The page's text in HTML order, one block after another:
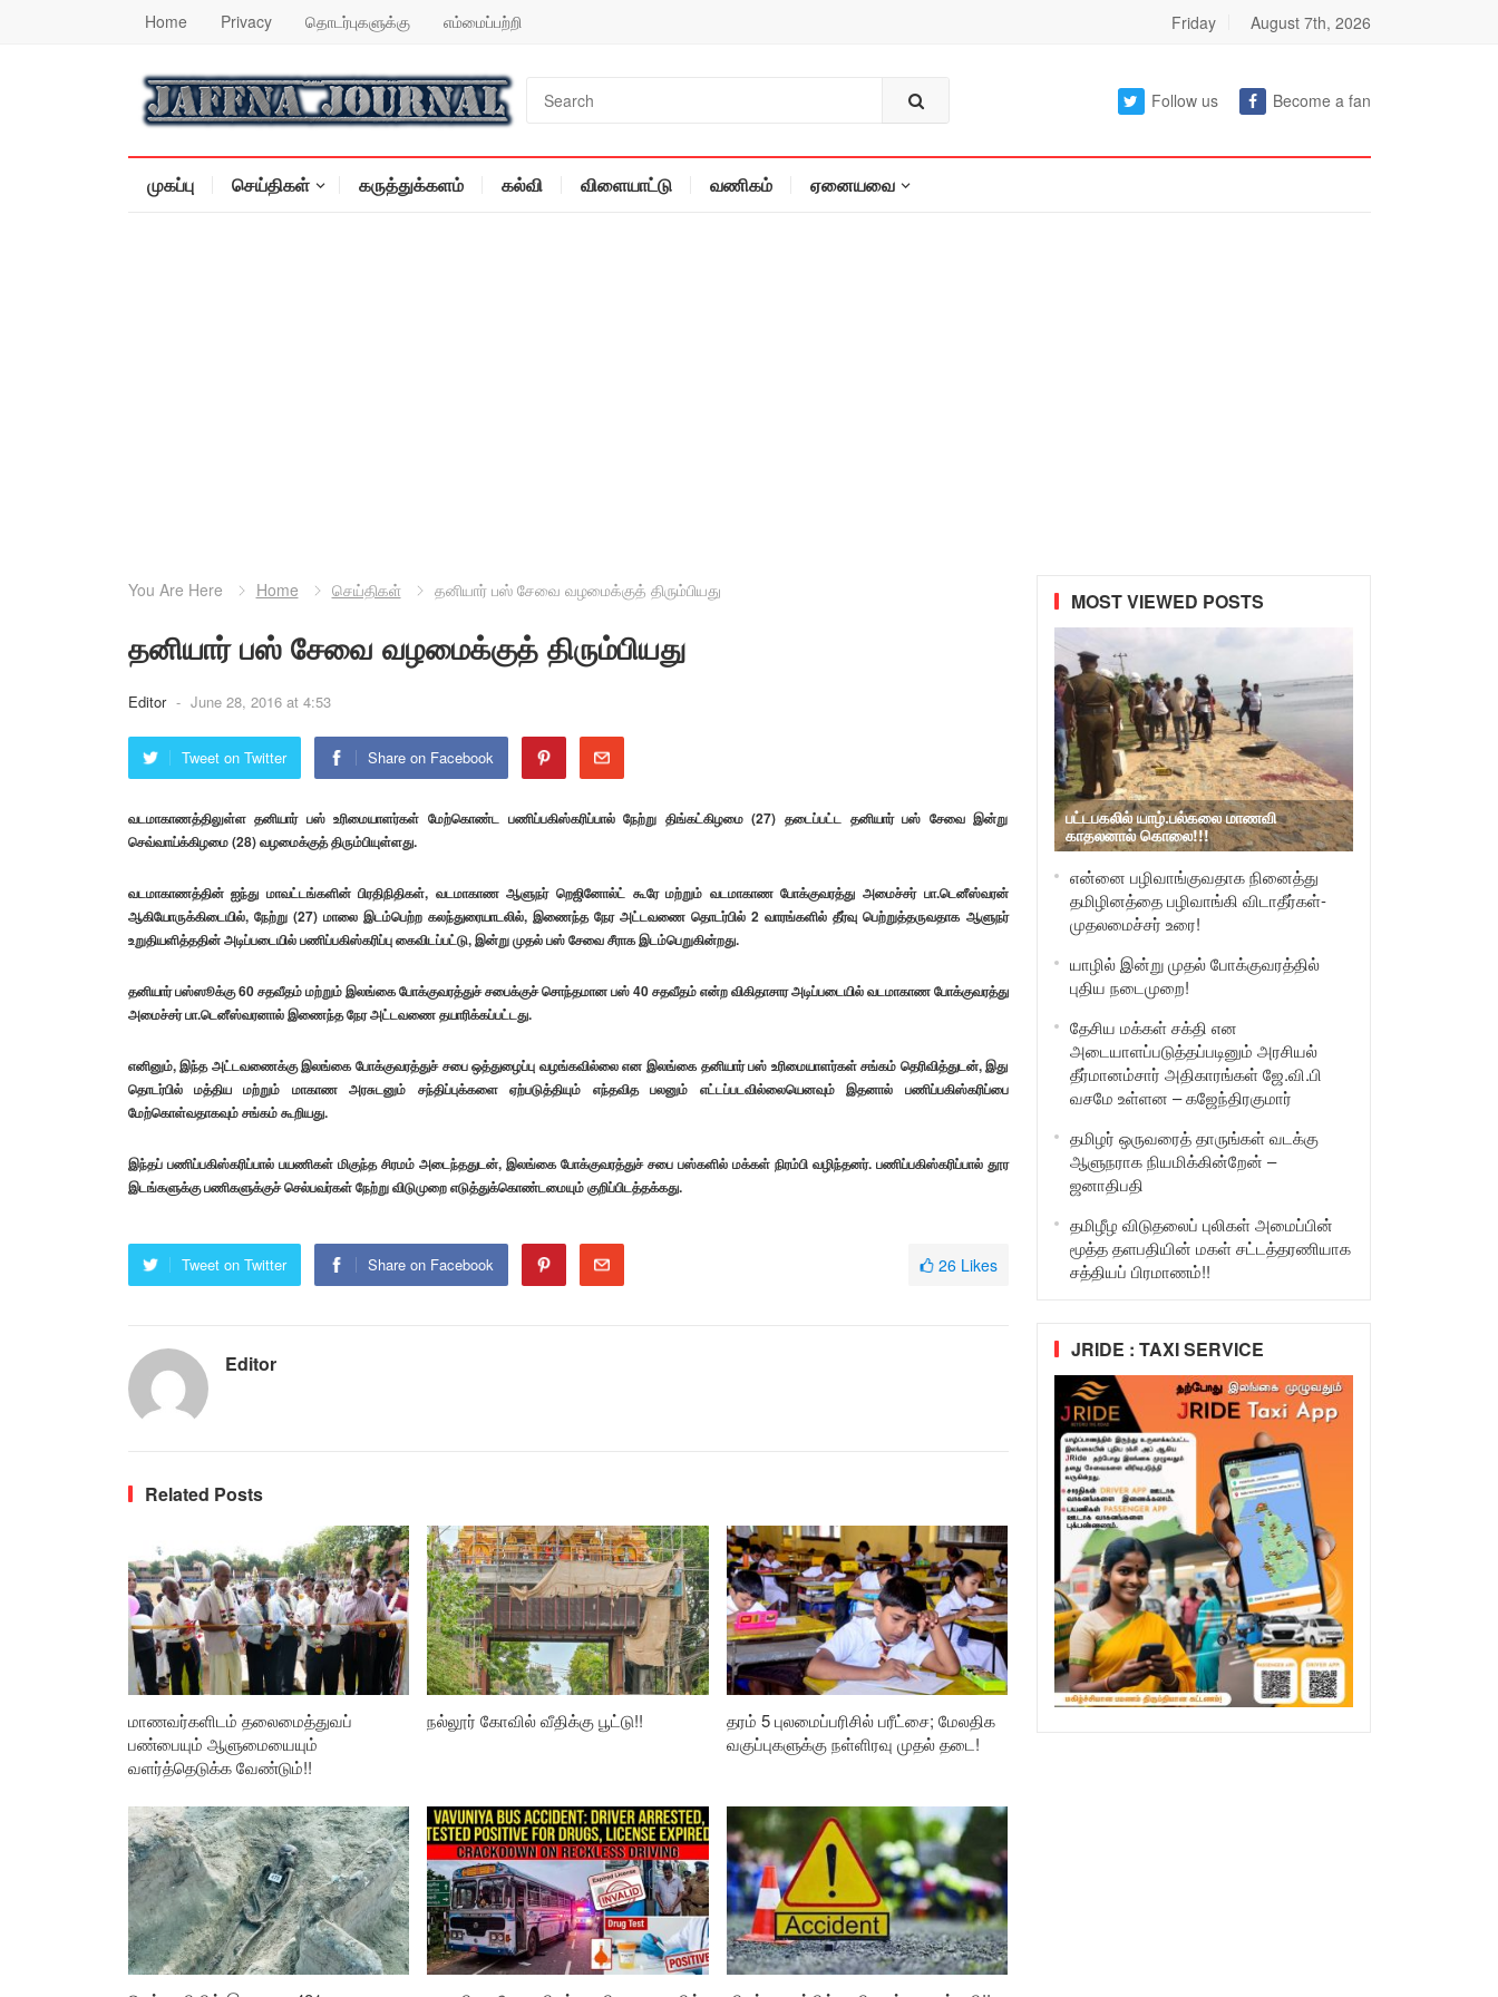
Home Privacy தொடர்புகளுக்கு எம்மைப்பற்றி Friday August 7th, 2026
Follow us Become a fan
முகப்பு செய்திகள் கருத்துக்களம் கல்வி விளையாட்டு வணிகம் ஏனையவை
You Are Here Home செய்திகள் தனியார் பஸ் சேவை வழமைக்குத் திரும்பியது
தனியார் பஸ் சேவை வழமைக்குத் திரும்பியது
Editor - June 28, 2016 at 4:53
Tweet on Twitter Share on Facebook
வடமாகாணத்திலுள்ள தனியார் பஸ் உரிமையாளர்கள் மேற்கொண்ட பணிப்பகிஸ்கரிப்பால் நேற்று திங்கட்கிழமை (27) தடைப்பட்ட தனியார் பஸ் சேவை இன்று
செவ்வாய்க்கிழமை (28) வழமைக்குத் திரும்பியுள்ளது.
வடமாகாணத்தின் ஐந்து மாவட்டங்களின் பிரதிநிதிகள், வடமாகாண ஆளுநர் றெஜினோல்ட் கூரே மற்றும் வடமாகாண போக்குவரத்து அமைச்சர் பா.டெனீஸ்வரன்
ஆகியோருக்கிடையில், நேற்று (27) மாலை இடம்பெற்ற கலந்துரையாடலில், இணைந்த நேர அட்டவணை தொடர்பில் 2 வாரங்களில் தீர்வு பெற்றுத்தருவதாக ஆளுநர்
உறுதியளித்ததின் அடிப்படையில் பணிப்பகிஸ்கரிப்பு கைவிடப்பட்டு, இன்று முதல் பஸ் சேவை சீராக இடம்பெறுகின்றது.
தனியார் பஸ்ஸூக்கு 60 சதவீதம் மற்றும் இலங்கை போக்குவரத்துச் சபைக்குச் சொந்தமான பஸ் 40 சதவீதம் என்ற விகிதாசார அடிப்படையில் வடமாகாண போக்குவரத்து
அமைச்சர் பா.டெனீஸ்வரனால் இணைந்த நேர அட்டவணை தயாரிக்கப்பட்டது.
எனினும், இந்த அட்டவணைக்கு இலங்கை போக்குவரத்துச் சபை ஒத்துழைப்பு வழங்கவில்லை என இலங்கை தனியார் பஸ் உரிமையாளர்கள் சங்கம் தெரிவித்துடன், இது
தொடர்பில் மத்திய மற்றும் மாகாண அரசுடனும் சந்திப்புக்களை ஏற்படுத்தியும் எந்தவித பலனும் எட்டப்படவில்லையெனவும் இதனால் பணிப்பகிஸ்கரிப்பை
மேற்கொள்வதாகவும் சங்கம் கூறியது.
இந்தப் பணிப்பகிஸ்கரிப்பால் பயணிகள் மிகுந்த சிரமம் அடைந்ததுடன், இலங்கை போக்குவரத்துச் சபை பஸ்களில் மக்கள் நிரம்பி வழிந்தனர். பணிப்பகிஸ்கரிப்பால் தூர
இடங்களுக்கு பணிகளுக்குச் செல்பவர்கள் நேற்று விடுமுறை எடுத்துக்கொண்டமையும் குறிப்பிடத்தக்கது.
Tweet on Twitter Share on Facebook 26 Likes
Editor
Related Posts
மாணவர்களிடம் தலைமைத்துவப்
பண்பையும் ஆளுமையையும்
வளர்த்தெடுக்க வேண்டும்!!
நல்லூர் கோவில் வீதிக்கு பூட்டு!!
தரம் 5 புலமைப்பரிசில் பரீட்சை; மேலதிக
வகுப்புகளுக்கு நள்ளிரவு முதல் தடை!
MOST VIEWED POSTS
பட்டபகலில் யாழ்.பல்கலை மாணவி
காதலனால் கொலை!!!
என்னை பழிவாங்குவதாக நினைத்து
தமிழினத்தை பழிவாங்கி விடாதீர்கள்-
முதலமைச்சர் உரை!
யாழில் இன்று முதல் போக்குவரத்தில்
புதிய நடைமுறை!
தேசிய மக்கள் சக்தி என
அடையாளப்படுத்தப்படினும் அரசியல்
தீர்மானம்சார் அதிகாரங்கள் ஜே.வி.பி
வசமே உள்ளன – கஜேந்திரகுமார்
தமிழர் ஒருவரைத் தாருங்கள் வடக்கு
ஆளுநராக நியமிக்கின்றேன் –
ஜனாதிபதி
தமிழீழ விடுதலைப் புலிகள் அமைப்பின்
மூத்த தளபதியின் மகள் சட்டத்தரணியாக
சத்தியப் பிரமாணம்!!
JRIDE : TAXI SERVICE